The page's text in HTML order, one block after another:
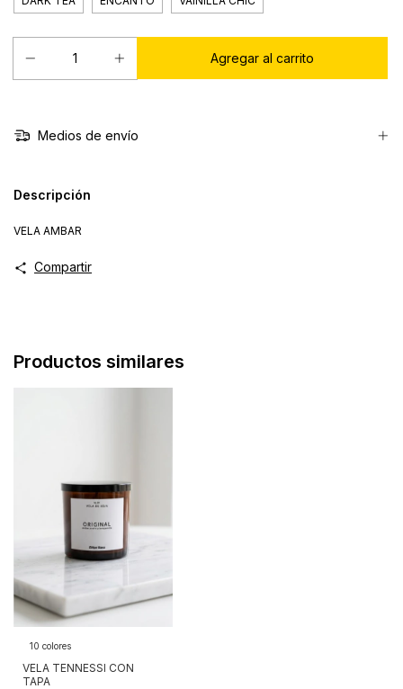
Medios de envío
Descripción
VELA AMBAR
Compartir
Productos similares
10 colores
VELA TENNESSI CON
TAPA